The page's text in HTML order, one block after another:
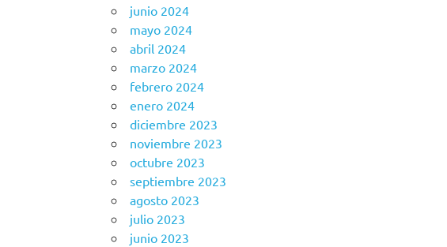
junio 2024
mayo 2024
abril 2024
marzo 2024
febrero 2024
enero 2024
diciembre 2023
noviembre 2023
octubre 2023
septiembre 2023
agosto 2023
julio 2023
junio 2023